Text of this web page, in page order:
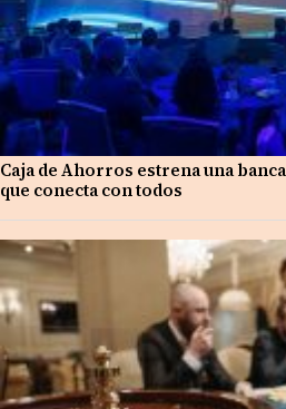
Caja de Ahorros estrena una
que conecta con todos